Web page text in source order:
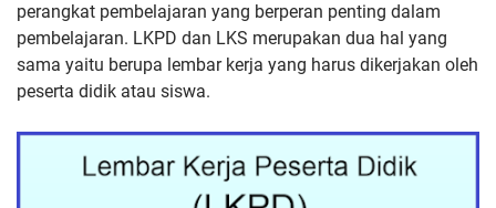
perangkat pembelajaran yang berperan penting dalam
pembelajaran. LKPD dan LKS merupakan dua hal yang
sama yaitu berupa lembar kerja yang harus dikerjakan oleh
peserta didik atau siswa.